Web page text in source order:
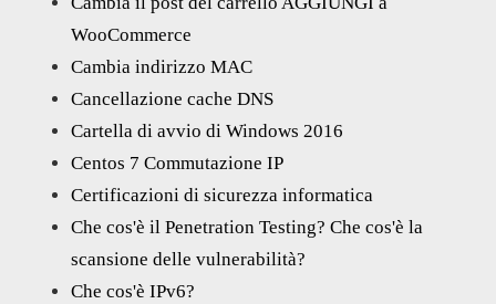
WooCommerce
Cambia indirizzo MAC
Cancellazione cache DNS
Cartella di avvio di Windows 2016
Centos 7 Commutazione IP
Certificazioni di sicurezza informatica
Che cos'è il Penetration Testing? Che cos'è la
scansione delle vulnerabilità?
Che cos'è IPv6?